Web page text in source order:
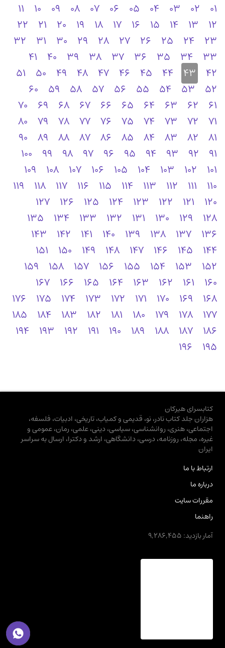
01
02
03
04
05
06
07
08
09
10
11
12
13
14
15
16
17
18
19
20
21
22
23
24
25
26
27
28
29
30
31
32
33
34
35
36
37
38
39
40
41
42
43
44
45
46
47
48
49
50
51
52
53
54
55
56
57
58
59
60
61
62
63
64
65
66
67
68
69
70
71
72
73
74
75
76
77
78
79
80
81
82
83
84
85
86
87
88
89
90
91
92
93
94
95
96
97
98
99
100
101
102
103
104
105
106
107
108
109
110
111
112
113
114
115
116
117
118
119
120
121
122
123
124
125
126
127
128
129
130
131
132
133
134
135
136
137
138
139
140
141
142
143
144
145
146
147
148
149
150
151
152
153
154
155
156
157
158
159
160
161
162
163
164
165
166
167
168
169
170
171
172
173
174
175
176
177
178
179
180
181
182
183
184
185
186
187
188
189
190
191
192
193
194
195
196
کتابسرای هیرکان
هزاران جلد کتاب نادر، نو، قدیمی و کمیاب، تاریخی، ادبیات، فلسفه،
اجتماعی، هنری، روانشناسی، سیاسی، دینی، علمی، رمان، عمومی و
غیره، مجله، روزنامه، درسی، دانشگاهی، ارشد و دکترا، ارسال به سراسر
ایران
ارتباط با ما
درباره ما
مقررات سایت
راهنما
آمار بازدید: 9,286,455